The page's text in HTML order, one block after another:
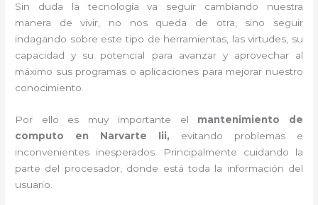
Sin duda la tecnología va seguir cambiando nuestra
manera de vivir, no nos queda de otra, sino seguir
indagando sobre este tipo de herramientas, las virtudes, su
capacidad y su potencial para avanzar y aprovechar al
máximo sus programas o aplicaciones para mejorar nuestro
conocimiento.
Por ello es muy importante el mantenimiento de
computo en Narvarte Iii, evitando problemas e
inconvenientes inesperados. Principalmente cuidando la
parte del procesador, donde está toda la información del
usuario.